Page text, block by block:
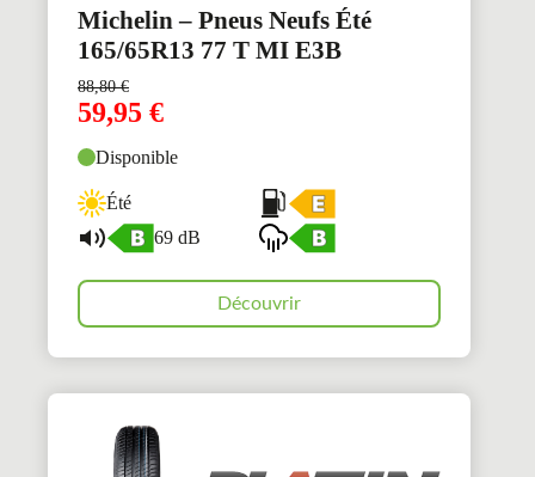
Michelin – Pneus Neufs Été
165/65R13 77 T MI E3B
88,80€
59,95 €
Disponible
Été
69 dB
Découvrir